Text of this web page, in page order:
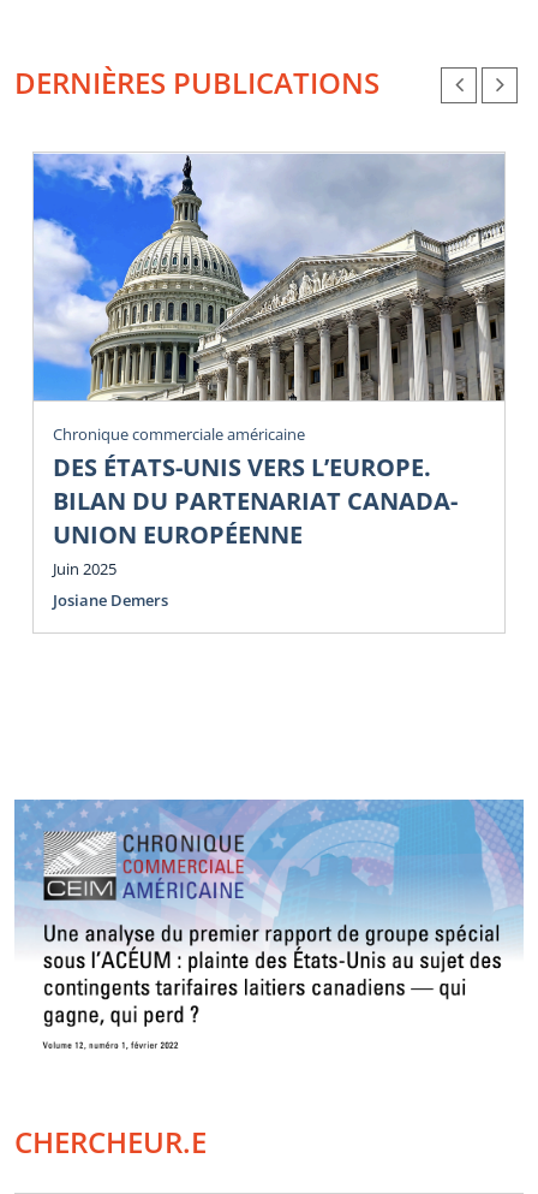
DERNIÈRES PUBLICATIONS
Chronique commerciale américaine
DES ÉTATS-UNIS VERS L’EUROPE.
BILAN DU PARTENARIAT CANADA-
UNION EUROPÉENNE
Juin 2025
Josiane Demers
CHERCHEUR.E